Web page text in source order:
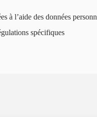
à l’aide des données
spécifiques